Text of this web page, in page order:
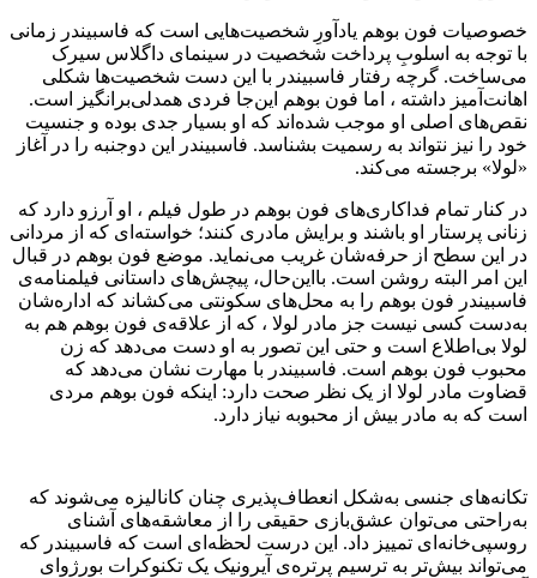
خصوصیات فون بوهم یادآورِ شخصیت‌هایی است که فاسبیندر زمانی
با توجه به اسلوبِ پرداخت شخصیت در سینمای داگلاس سیرک
می‌ساخت. گرچه رفتار فاسبیندر با این دست شخصیت‌ها شکلی
اهانت‌آمیز داشته ، اما فون بوهم این‌جا فردی همدلی‌برانگیز است.
نقص‌های اصلی او موجب شده‌اند که او بسیار جدی بوده و جنسیت
خود را نیز نتواند به رسمیت بشناسد. فاسبیندر این دوجنبه را در آغاز
«لولا» برجسته می‌کند.
در کنار تمام فداکاری‌های فون بوهم در طول فیلم ، او آرزو دارد که
زنانی پرستار او باشند و برایش مادری کنند؛ خواسته‌ای که از مردانی
در این سطح از حرفه‌شان غریب می‌نماید. موضع فون بوهم در قبال
این امر البته روشن است. بااین‌حال، پیچش‌های داستانی فیلمنامه‌ی
فاسبیندر فون بوهم را به محل‌های سکونتی می‌کشاند که اداره‌شان
به‌دست کسی نیست جز مادر لولا ، که از علاقه‌ی فون بوهم هم به
لولا بی‌اطلاع است و حتی این تصور به او دست می‌دهد که زن
محبوب فون بوهم است. فاسبیندر با مهارت نشان می‌دهد که
قضاوت مادر لولا از یک نظر صحت دارد: اینکه فون بوهم مردی
است که به مادر بیش از محبوبه نیاز دارد.
تکانه‌های جنسی به‌شکل انعطاف‌پذیری چنان کانالیزه می‌شوند که
به‌راحتی می‌توان عشق‌بازی حقیقی را از معاشقه‌های آشنای
روسپی‌خانه‌ای تمییز داد. این درست لحظه‌ای است که فاسبیندر که
می‌تواند بیش‌تر به ترسیم پرتره‌ی آیرونیک یک تکنوکرات بورژوای